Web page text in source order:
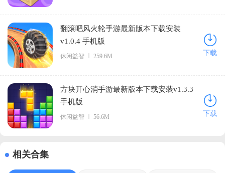
翻滚吧风火轮手游最新版本下载安装
v1.0.4 手机版
休闲益智 259.6M 下载
方块开心消手游最新版本下载安装v1.3.3
手机版
休闲益智 56.6M 下载
相关合集